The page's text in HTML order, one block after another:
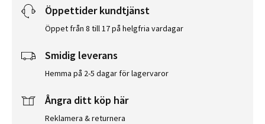
Öppettider kundtjänst
Öppet från 8 till 17 på helgfria vardagar
Smidig leverans
Hemma på 2-5 dagar för lagervaror
Ångra ditt köp här
Reklamera & returnera